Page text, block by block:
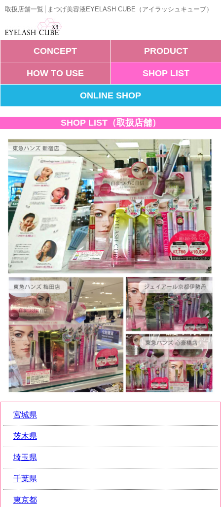
取扱店舗一覧│まつげ美容液EYELASH CUBE（アイラッシュキューブ）
CONCEPT PRODUCT
HOW TO USE SHOP LIST
ONLINE SHOP
SHOP LIST（取扱店舗）
宮城県
茨木県
埼玉県
千葉県
東京都